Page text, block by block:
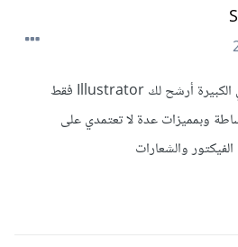
أستاذة ندى بكل ثقة وبتجربتي الكبيرة أرشح لك Illustrator فقط
وبمميزات عدة لا تعتمدي على
والشعارات